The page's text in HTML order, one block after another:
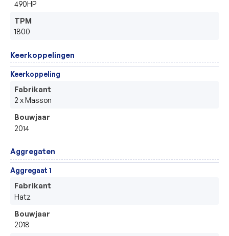
490HP
TPM
1800
Keerkoppelingen
Keerkoppeling
Fabrikant
2 x Masson
Bouwjaar
2014
Aggregaten
Aggregaat 1
Fabrikant
Hatz
Bouwjaar
2018